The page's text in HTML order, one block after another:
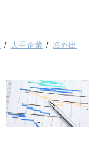
大手企業
海外出